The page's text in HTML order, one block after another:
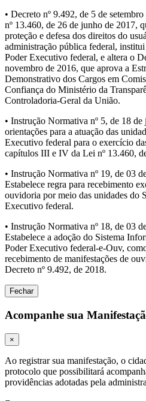
• Decreto nº 9.492, de 5 de
nº 13.460, de 26 de junho de 2017,
proteção e defesa dos direitos do
administração pública federal,
Poder Executivo federal, e altera o
novembro de 2016, que aprova a
Demonstrativo dos Cargos em
Confiança do Ministério da
Controladoria-Geral da União.
• Instrução Normativa nº 5, de 18
orientações para a atuação das
Executivo federal para o exercício
capítulos III e IV da Lei nº 13.460,
• Instrução Normativa nº 19, de 03
Estabelece regra para recebimento
ouvidoria por meio das unidades do
Executivo federal.
• Instrução Normativa nº 18, de 03
Estabelece a adoção do Sistema
Poder Executivo federal-e-Ouv,
recebimento de manifestações de
Decreto nº 9.492, de 2018.
Fechar
Acompanhe sua
×
Ao registrar sua manifestação, o
protocolo que possibilitará
providências adotadas pela